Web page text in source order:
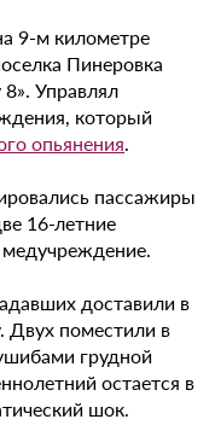
9-м километре
Пинеровка
Управлял
который
опьянения.
пассажиры
16-летние
доставили в
поместили в
грудной
остается в
шок.